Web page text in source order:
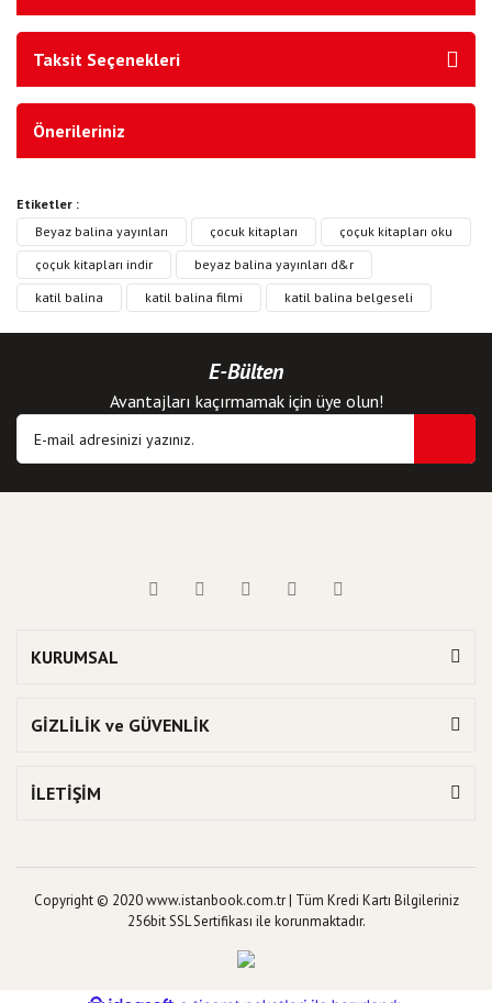
Taksit Seçenekleri
Önerileriniz
Etiketler :
Beyaz balina yayınları
çocuk kitapları
çoçuk kitapları oku
çoçuk kitapları indir
beyaz balina yayınları d&r
katil balina
katil balina filmi katil balina belgeseli
E-Bülten
Avantajları kaçırmamak için üye olun!
KURUMSAL
GİZLİLİK ve GÜVENLİK
İLETİŞİM
Copyright © 2020 www.istanbook.com.tr | Tüm Kredi Kartı Bilgileriniz
256bit SSL Sertifikası ile korunmaktadır.